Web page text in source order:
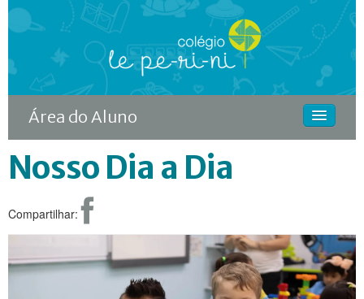
Área do Aluno
CURSOS
DIFERENCIAIS
Nosso Dia a Dia
Compartilhar: